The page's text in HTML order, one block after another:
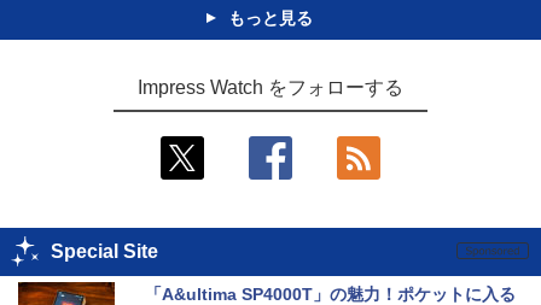
もっと見る
Impress Watch をフォローする
Special Site
「A&ultima SP4000T」の魅力！ポケットに入る